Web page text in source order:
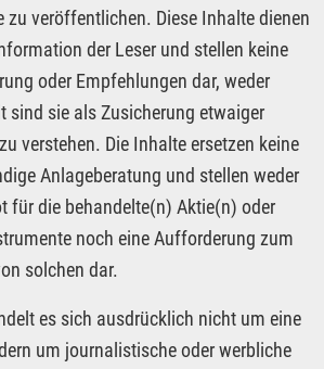
zu veröffentlichen. Diese Inhalte dienen
der Leser und stellen keine
oder Empfehlungen dar, weder
sind sie als Zusicherung etwaiger
verstehen. Die Inhalte ersetzen keine
Anlageberatung und stellen weder
für die behandelte(n) Aktie(n) oder
noch eine Aufforderung zum
solchen dar.
es sich ausdrücklich nicht um eine
um journalistische oder werbliche